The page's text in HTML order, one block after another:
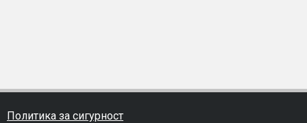
Политика за сигурност